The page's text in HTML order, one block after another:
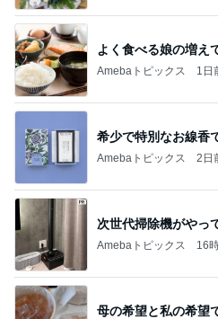
よく食べる娘の増え
Amebaトピックス 1日
希少で特別なお線香
Amebaトピックス 2日
次世代掃除機がやっ
Amebaトピックス 16
母の希望と私の希望